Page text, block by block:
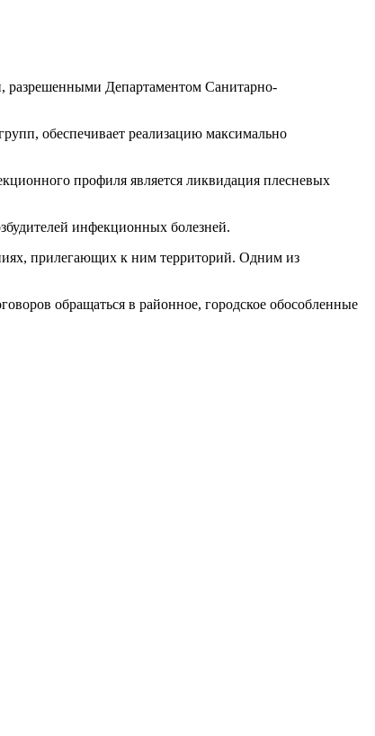
разрешенными Департаментом Санитарно-
обеспечивает реализацию максимально
профиля является ликвидация плесневых
инфекционных болезней.
прилегающих к ним территорий. Одним из
обращаться в районное, городское обособленные